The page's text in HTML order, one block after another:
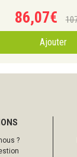
86,07€
Ajouter
?